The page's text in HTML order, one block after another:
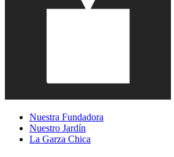
Nuestra Fundadora
Nuestro Jardín
La Garza Chica